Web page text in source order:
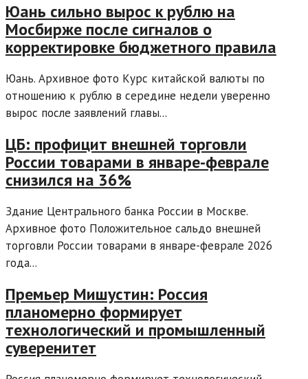
Юань сильно вырос к рублю на
Мосбирже после сигналов о
корректировке бюджетного правила
Юань. Архивное фото Курс китайской валюты по
отношению к рублю в середине недели уверенно
вырос после заявлений главы...
ЦБ: профицит внешней торговли
России товарами в январе-феврале
снизился на 36%
Здание Центрального банка России в Москве.
Архивное фото Положительное сальдо внешней
торговли России товарами в январе-феврале 2026
года...
Премьер Мишустин: Россия
планомерно формирует
технологический и промышленный
суверенитет